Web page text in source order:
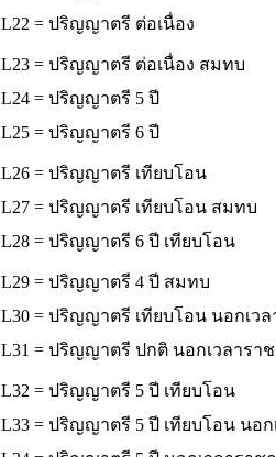
L22 = ปริญญาตรี ต่อเนื่อง
L23 = ปริญญาตรี ต่อเนื่อง สมทบ
L24 = ปริญญาตรี 5 ปี
L25 = ปริญญาตรี 6 ปี
L26 = ปริญญาตรี เทียบโอน
L27 = ปริญญาตรี เทียบโอน สมทบ
L28 = ปริญญาตรี 6 ปี เทียบโอน
L29 = ปริญญาตรี 4 ปี สมทบ
L30 = ปริญญาตรี เทียบโอน นอกเวล
L31 = ปริญญาตรี ปกติ นอกเวลารา
L32 = ปริญญาตรี 5 ปี เทียบโอน
L33 = ปริญญาตรี 5 ปี เทียบโอน นอก